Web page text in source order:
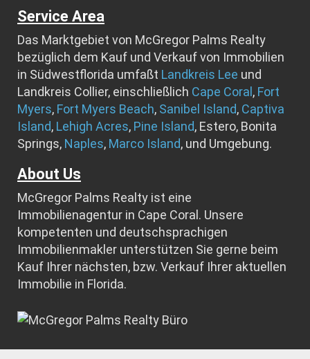
Service Area
Das Marktgebiet von McGregor Palms Realty
bezüglich dem Kauf und Verkauf von Immobilien
in Südwestflorida umfaßt Landkreis Lee und
Landkreis Collier, einschließlich Cape Coral , Fort
Myers, Fort Myers Beach, Sanibel Island, Captiva
Island, Lehigh Acres, Pine Island, Estero, Bonita
Springs, Naples, Marco Island, und Umgebung.
About Us
McGregor Palms Realty ist eine
Immobilienagentur in Cape Coral. Unsere
kompetenten und deutschsprachigen
Immobilienmakler unterstützen Sie gerne beim
Kauf Ihrer nächsten, bzw. Verkauf Ihrer aktuellen
Immobilie in Florida.